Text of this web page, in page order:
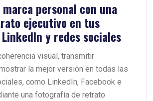
personal con una
ejecutivo en tus
y redes sociales
visual, transmitir
la mejor versión en todas las
como LinkedIn, Facebook e
una fotografía de retrato